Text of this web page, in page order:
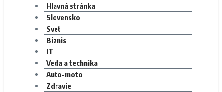
Hlavná stránka
Slovensko
Svet
Biznis
IT
Veda a technika
Auto-moto
Zdravie